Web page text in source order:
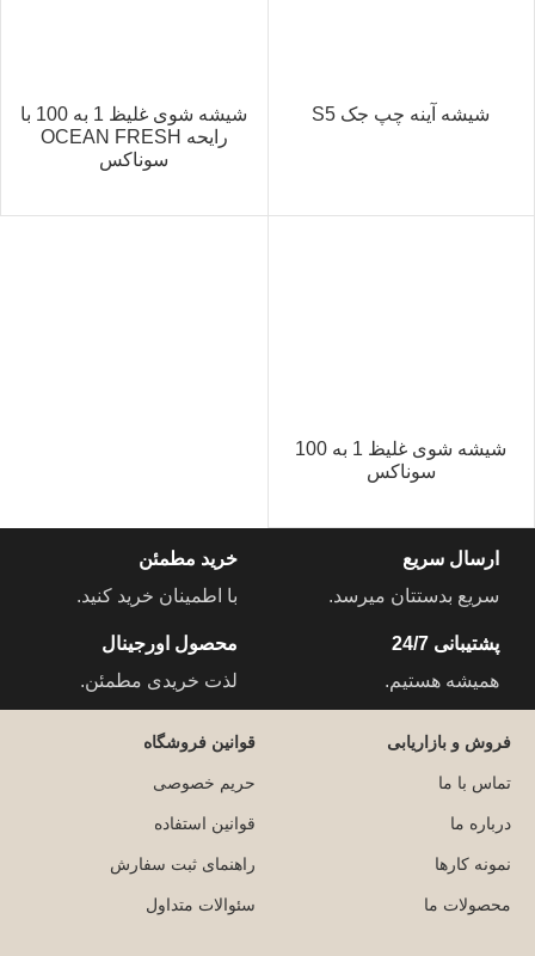
شیشه آینه چپ جک S5
شیشه شوی غلیظ 1 به 100 با
رایحه OCEAN FRESH
سوناکس
شیشه شوی غلیظ 1 به 100
سوناکس
ارسال سریع
سریع بدستتان میرسد.
خرید مطمئن
با اطمینان خرید کنید.
پشتیبانی 24/7
همیشه هستیم.
محصول اورجینال
لذت خریدی مطمئن.
فروش و بازاریابی
تماس با ما
درباره ما
نمونه کارها
محصولات ما
قوانین فروشگاه
حریم خصوصی
قوانین استفاده
راهنمای ثبت سفارش
سئوالات متداول